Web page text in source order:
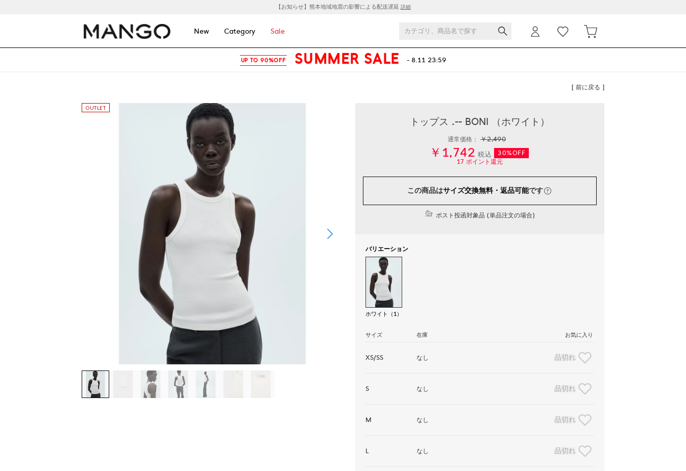
【お知らせ】熊本地域地震の影響による配送遅延 詳細
New Category Sale
UP TO 90%OFF SUMMER SALE - 8.11 23:59
[ 前に戻る ]
トップス .-- BONI （ホワイト）
通常価格：￥2,490
￥1,742 税込
30%OFF
17 ポイント還元
この商品はサイズ交換無料・返品可能です
ポスト投函対象品 (単品注文の場合)
バリエーション
ホワイト（1）
サイズ 在庫 お気に入り
XS/SS なし 品切れ
S なし 品切れ
M なし 品切れ
L なし 品切れ